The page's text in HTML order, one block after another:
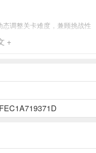
调整关卡难度，兼顾挑战性
特效与特殊功能，满足不同
造型独特的魔性角色。
+